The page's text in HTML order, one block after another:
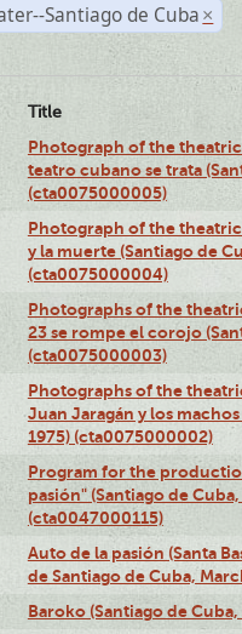
Santiago de Cuba ×
Title
Photograph of the
teatro cubano se trata
(cta0075000005)
Photograph of the
y la muerte (Santiago de
(cta0075000004)
Photographs of the
23 se rompe el corojo
(cta0075000003)
Photographs of the
Juan Jaragán y los
1975) (cta0075000002)
Program for the
pasión" (Santiago de Cuba,
(cta0047000115)
Auto de la pasión (Santa
de Santiago de Cuba,
Baroko (Santiago de Cuba,